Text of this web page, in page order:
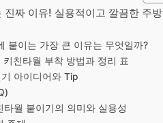
진짜 이유! 실용적이고 깔끔한 주방
붙이는 가장 큰 이유는 무엇일까?
친타월 부착 방법과 정리 표
아이디어와 Tip
타월 붙이기의 의미와 실용성